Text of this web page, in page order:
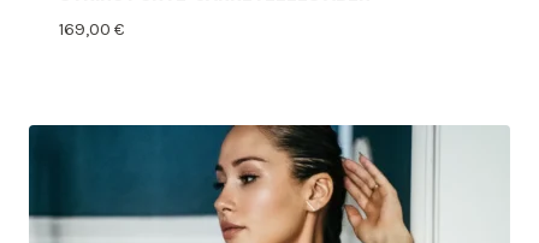
169,00 €